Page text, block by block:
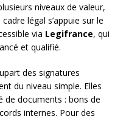
niveaux de valeur,
légal s’appuie sur le
via Legifrance, qui
et qualifié.
des signatures
du niveau simple. Elles
documents : bons de
internes. Pour des